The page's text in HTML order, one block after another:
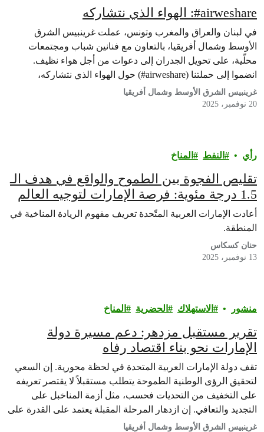
airweshare#: الهواء الذي نتشاركه
في لبنان والعراق والمغرب وتونس، عملت غرينبيس الشرق
الأوسط وشمال أفريقيا، بالتعاون مع فنانين شباب ومجتمعات
محلّية، على تحويل الجدران إلى دعوات من أجل هواء نظيف.
انضموا إلى حملتنا (airweshare#) حول الهواء الذي نتشاركه،
لنستعيد حقّنا في التنفّس. نحن نرسم الهواء الذي نستحقّه.
غرينبيس الشرق الأوسط وشمال أفريقيا
20 نوفمبر، 2025
رأي‎ النفط المناخ
تقليص الفجوة بين الطموح والواقع في هدف الـ
1.5 درجة مئوية: فرصة الإمارات لتوجيه العالم
من الأقوال إلى الأفعال
أعادت الإمارات العربية المتّحدة تعريف مفهوم الريادة المناخية في
المنطقة.
حنان كسكاس
13 نوفمبر، 2025
منشور الاستهلاك الحضرية المناخ
تقرير مستقبل مزدهر: دعم مسيرة دولة
الإمارات نحو بناء اقتصاد رفاه
تقف دولة الإمارات العربية المتحدة في لحظة محورية. إن السعي
لتحقيق الرؤى الوطنية الطموحة يتطلب مستقبلاً لا يقتصر تعريفه
على التخفيف من التحديات فحسب، مثل أزمة المناخبل على
التجديد والتعافي. إن ازدهار المرحلة المقبلة يعتمد على القدرة على
التعلم من نموذج الابتكار الأول: الطبيعة ذاتها. يحدد هذا التقرير
غرينبيس الشرق الأوسط وشمال أفريقيا